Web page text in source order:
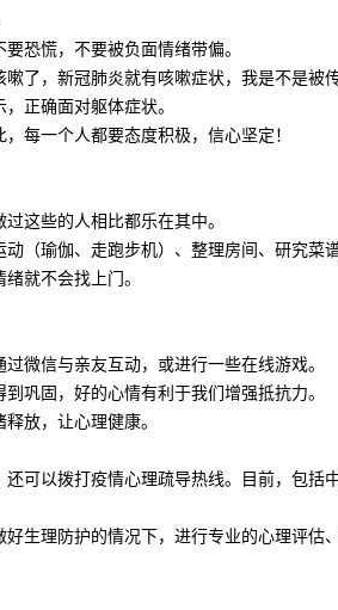
恐慌，不要被负面情绪带偏。
了，新冠肺炎就有咳嗽症状，我是不是被传
正确面对躯体症状。
每一个人都要态度积极，信心坚定！
这些的人相比都乐在其中。
（瑜伽、走跑步机）、整理房间、研究菜
就不会找上门。
微信与亲友互动，或进行一些在线游戏。
巩固，好的心情有利于我们增强抵抗力。
放，让心理健康。
可以拨打疫情心理疏导热线。目前，包
生理防护的情况下，进行专业的心理评估